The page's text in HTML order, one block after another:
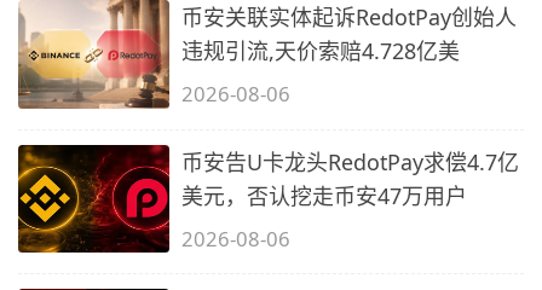
币安关联实体起诉RedotPay创始人
违规引流,天价索赔4.728亿美
2026-08-06
币安告U卡龙头RedotPay求偿4.7亿
美元，否认挖走币安47万用户
2026-08-06